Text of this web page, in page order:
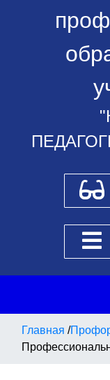
Для
Главная /